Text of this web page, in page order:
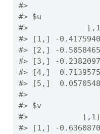
#>
#> $u
#>
#> [1,] -
#> [2,] -
#> [3,] -
#> [4,]
#> [5,]
#>
#> $v
#>
#> [1,] -0.6360870